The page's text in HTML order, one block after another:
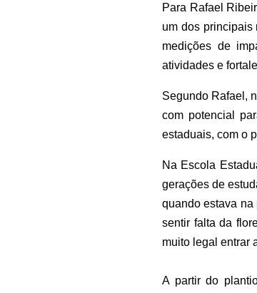
Para Rafael
um dos principais
medições de
atividades e
Segundo Rafael,
com potencial
estaduais, com o
Na Escola
gerações de
quando estava na
sentir falta da
muito legal entrar
A partir do